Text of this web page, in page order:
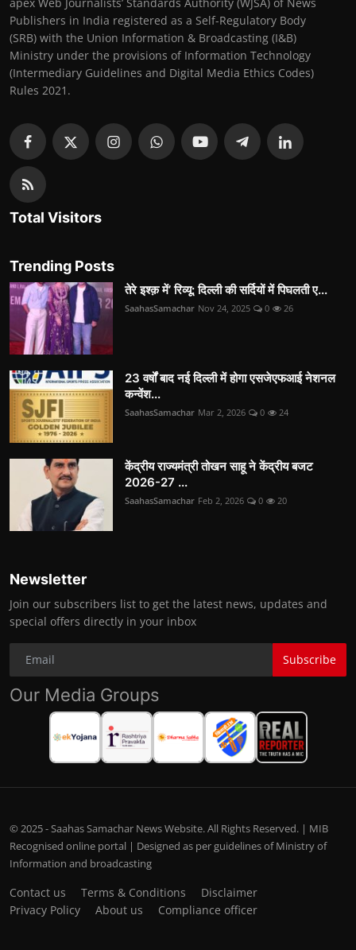
Publishers in India registered as a Self-Regulatory Body
(SRB) with the Union Information & Broadcasting (I&B)
Ministry under the provisions of Information Technology
(Intermediary Guidelines and Digital Media Ethics Codes)
Rules 2021.
Total Visitors
Trending Posts
तेरे इश्क़ में’ रिव्यू: दिल्ली की सर्दियों में पिघलती ए...
SaahasSamachar Nov 24, 2025 0 26
23 वर्षों बाद नई दिल्ली में होगा एसजेएफआई नेशनल
कन्वेंश...
SaahasSamachar Mar 2, 2026 0 24
केंद्रीय राज्यमंत्री तोखन साहू ने केंद्रीय बजट
2026-27 ...
SaahasSamachar Feb 2, 2026 0 20
Newsletter
Join our subscribers list to get the latest news, updates and
special offers directly in your inbox
Subscribe
Our Media Groups
© 2025 - Saahas Samachar News Website. All Rights Reserved. | MIB
Recognised online portal | Designed as per guidelines of Ministry of
Information and broadcasting
Contact us Terms & Conditions
Disclaimer
Privacy Policy
About us Compliance officer